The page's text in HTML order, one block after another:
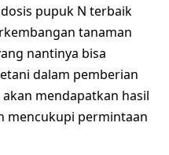
pupuk N terbaik
tanaman
nantinya bisa
dalam pemberian
mendapatkan hasil
mencukupi permintaan